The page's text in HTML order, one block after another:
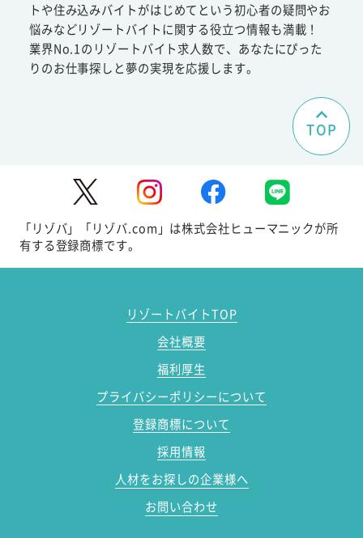
トや住み込みバイトがはじめてという初心者の疑問やお
悩みなどリゾートバイトに関する役立つ情報も満載！
業界No.1のリゾートバイト求人数で、あなたにぴった
りのお仕事探しと夢の実現を応援します。
TOP
「リゾバ」「リゾバ.com」は株式会社ヒューマニックが所
有する登録商標です。
リゾートバイトTOP
会社概要
福利厚生
プライバシーポリシーについて
登録商標について
採用情報
人材をお探しの企業様へ
お問い合わせ